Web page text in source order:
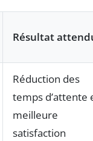
Résultat
Réduction des
temps d’attente
meilleure
satisfaction